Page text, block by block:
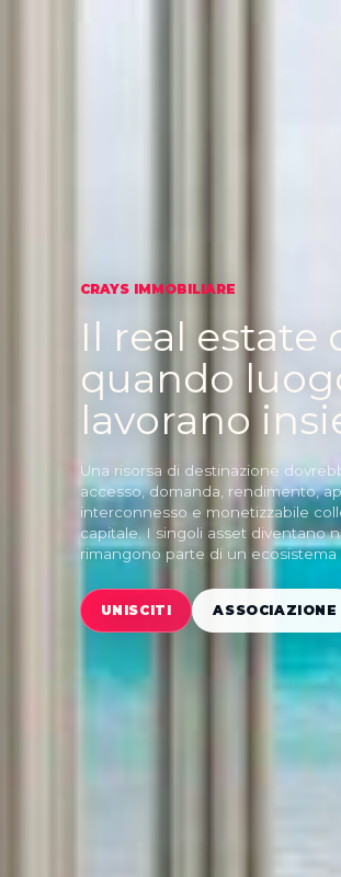
CRAYS IMMOBILIARE
Il real
quando
lavorano
Una risorsa di destinazione
accesso, domanda, rendimento,
interconnesso e monetizzabile
capitale. I singoli asset diventano
rimangono parte di un
UNISCITI ASSOCIAZIONE